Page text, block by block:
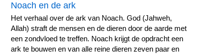
Noach en de ark
Het verhaal over de ark van Noach. God (Jahweh,
Allah) straft de mensen en de dieren door de aarde met
een zondvloed te treffen. Noach krijgt de opdracht een
ark te bouwen en van alle reine dieren zeven paar en